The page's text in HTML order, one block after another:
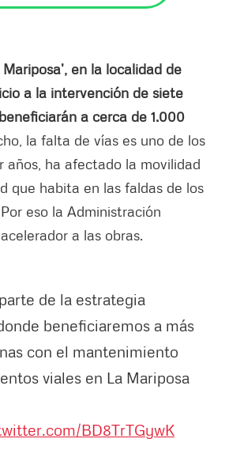
en la localidad de
a la intervención de siete
a cerca de 1.000
la falta de vías es uno de los
años, ha afectado la movilidad
que habita en las faldas de los
eso la Administración
a las obras.
de la estrategia
beneficiaremos a más
con el mantenimiento
viales en La Mariposa
BD8TrTGywK